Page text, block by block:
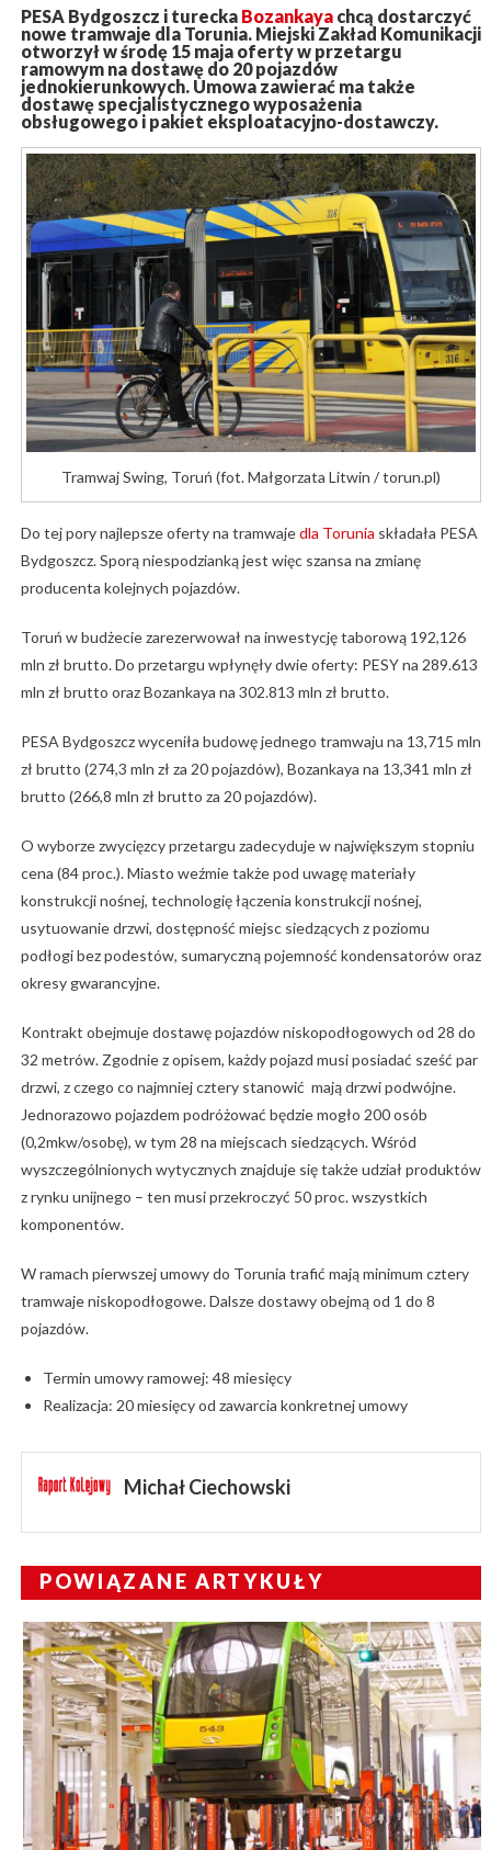
PESA Bydgoszcz i tureckaBozankayachcą dostarczyć
nowe tramwaje dla Torunia. Miejski Zakład Komunikacji
otworzył w środę 15 maja oferty w przetargu
ramowym na dostawę do 20 pojazdów
jednokierunkowych. Umowa zawierać ma także
dostawę specjalistycznego wyposażenia
obsługowego i pakiet eksploatacyjno-dostawczy.
Tramwaj Swing, Toruń (fot. Małgorzata Litwin / torun.pl)
Do tej pory najlepsze oferty na tramwajedla Torunia składała PESA
Bydgoszcz. Sporą niespodzianką jest więc szansa na zmianę
producenta kolejnych pojazdów.
Toruń w budżecie zarezerwował na inwestycję taborową 192,126
mln zł brutto. Do przetargu wpłynęły dwie oferty: PESY na 289.613
mln zł brutto oraz Bozankaya na 302.813 mln zł brutto.
PESA Bydgoszcz wyceniła budowę jednego tramwaju na 13,715 mln
zł brutto (274,3 mln zł za 20 pojazdów), Bozankaya na 13,341 mln zł
brutto (266,8 mln zł brutto za 20 pojazdów).
O wyborze zwycięzcy przetargu zadecyduje w największym stopniu
cena (84 proc.). Miasto weźmie także pod uwagę materiały
konstrukcji nośnej, technologię łączenia konstrukcji nośnej,
usytuowanie drzwi, dostępność miejsc siedzących z poziomu
podłogi bez podestów, sumaryczną pojemność kondensatorów oraz
okresy gwarancyjne.
Kontrakt obejmuje dostawę pojazdów niskopodłogowych od 28 do
32 metrów. Zgodnie z opisem, każdy pojazd musi posiadać sześć par
drzwi, z czego co najmniej cztery stanowić mają drzwi podwójne.
Jednorazowo pojazdem podróżować będzie mogło 200 osób
(0,2mkw/osobę), w tym 28 na miejscach siedzących. Wśród
wyszczególnionych wytycznych znajduje się także udział produktów
z rynku unijnego – ten musi przekroczyć 50 proc. wszystkich
komponentów.
W ramach pierwszej umowy do Torunia trafić mają minimum cztery
tramwaje niskopodłogowe. Dalsze dostawy obejmą od 1 do 8
pojazdów.
Termin umowy ramowej: 48 miesięcy
Realizacja: 20 miesięcy od zawarcia konkretnej umowy
Michał Ciechowski
POWIĄZANE ARTYKUŁY